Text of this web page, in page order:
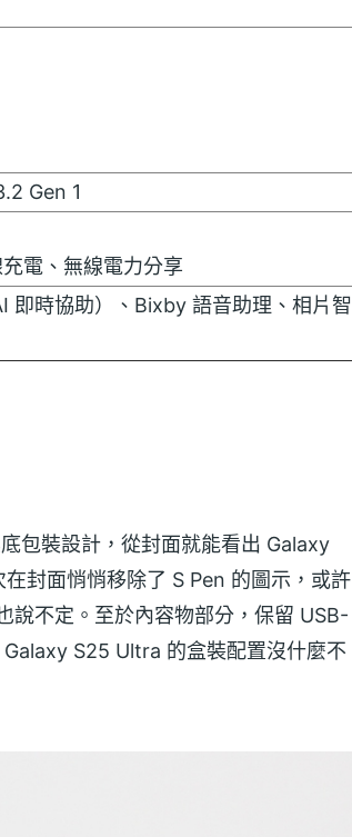
Gen 1
電、無線電力分享
即時協助）、Bixby 語音助理、相片智
包裝設計，從封面就能看出 Galaxy
封面悄悄移除了 S Pen 的圖示，或許
說不定。至於內容物部分，保留 USB-
S25 Ultra 的盒裝配置沒什麼不